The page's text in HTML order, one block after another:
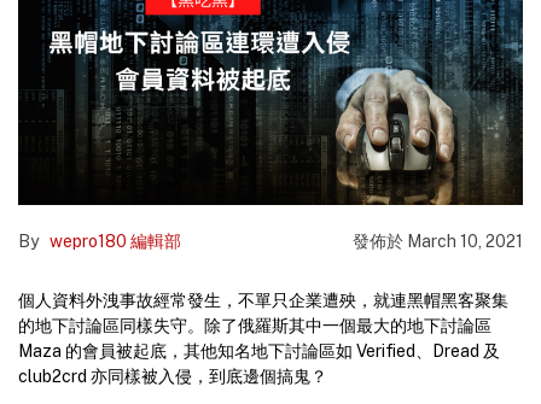
By wepro180 編輯部 發佈於 March 10, 2021
個人資料外洩事故經常發生，不單只企業遭殃，就連黑帽黑客聚集
的地下討論區同樣失守。除了俄羅斯其中一個最大的地下討論區
Maza 的會員被起底，其他知名地下討論區如 Verified、Dread 及
club2crd 亦同樣被入侵，到底邊個搞鬼？